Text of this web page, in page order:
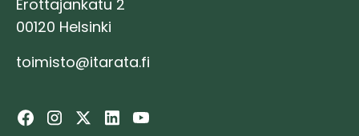
Erottajankatu 2
00120 Helsinki
toimisto@itarata.fi